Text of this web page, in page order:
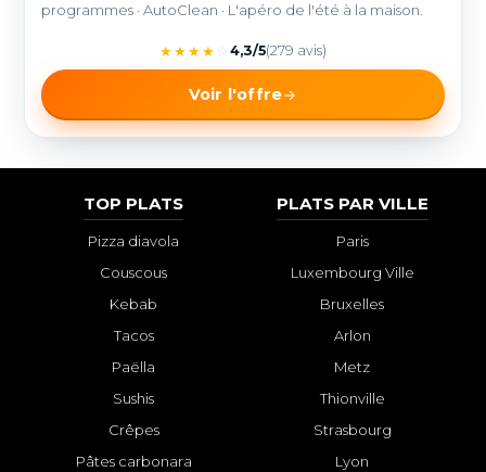
programmes · AutoClean · L'apéro de l'été à la maison.
★★★★ 4,3/5(279 avis)
Voir l'offre
TOP PLATS
Pizza diavola
Couscous
Kebab
Tacos
Paëlla
Sushis
Crêpes
Pâtes carbonara
PLATS PAR VILLE
Paris
Luxembourg Ville
Bruxelles
Arlon
Metz
Thionville
Strasbourg
Lyon